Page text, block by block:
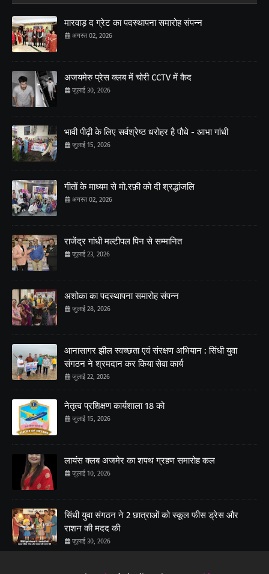
मारवाड़ द ग्रेट का पदस्थापना समारोह संपन्न
अगस्त 02, 2026
अजयमेरु प्रेस क्लब में चोरी CCTV में कैद
जुलाई 30, 2026
भावी पीढ़ी के लिए सर्वश्रेष्ठ धरोहर है पौधे - आभा गांधी
जुलाई 15, 2026
गीतों के माध्यम से मो.रफ़ी को दी श्रद्धांजलि
अगस्त 02, 2026
राजेंद्र गांधी मल्टीपल पिन से सम्मानित
जुलाई 23, 2026
अशोका का पदस्थापना समारोह संपन्न
जुलाई 28, 2026
आनासागर झील स्वच्छता एवं संरक्षण अभियान : सिंधी युवा
संगठन ने श्रमदान कर किया सेवा कार्य
जुलाई 22, 2026
नेतृत्व प्रशिक्षण कार्यशाला 18 को
जुलाई 15, 2026
लायंस क्लब अजमेर का शपथ ग्रहण समारोह कल
जुलाई 10, 2026
सिंधी युवा संगठन ने 2 छात्राओं को स्कूल फीस ड्रेस और
राशन की मदद की
जुलाई 30, 2026